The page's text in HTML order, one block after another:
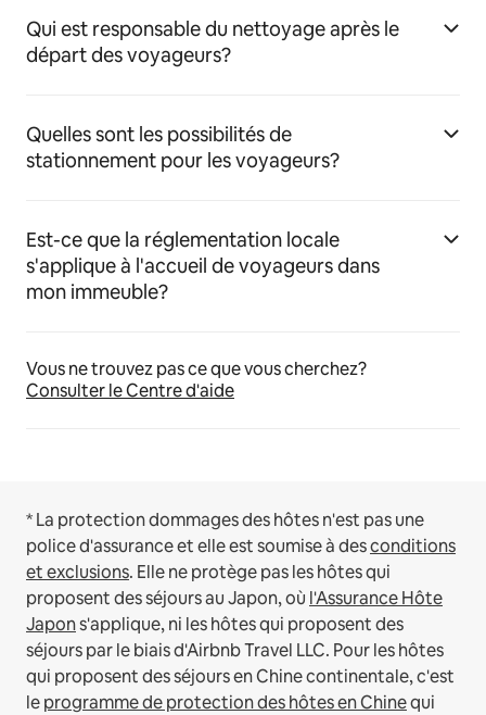
Qui est responsable du nettoyage après le
départ des voyageurs?
Quelles sont les possibilités de
stationnement pour les voyageurs?
Est-ce que la réglementation locale
s'applique à l'accueil de voyageurs dans
mon immeuble?
Vous ne trouvez pas ce que vous cherchez?
Consulter le Centre d'aide
* La protection dommages des hôtes n'est pas une
police d'assurance et elle est soumise à desconditions
et exclusions. Elle ne protège pas les hôtes qui
proposent des séjours au Japon, où l'Assurance Hôte
Japons'applique, ni les hôtes qui proposent des
séjours par le biais d'Airbnb Travel LLC. Pour les hôtes
qui proposent des séjours en Chine continentale, c'est
leprogramme de protection des hôtes en Chinequi